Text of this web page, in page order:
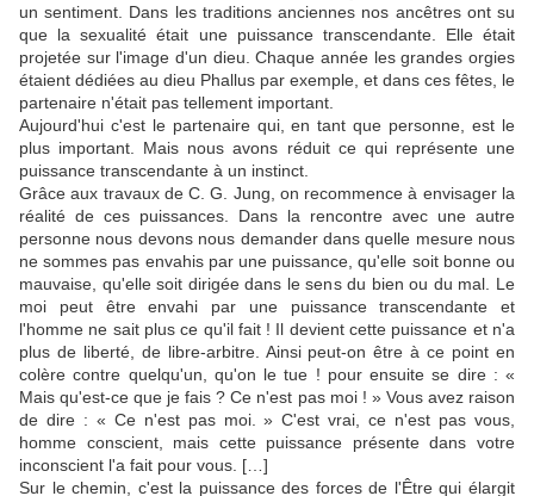
un sentiment. Dans les traditions anciennes nos ancêtres ont su
que la sexualité était une puissance transcendante. Elle était
projetée sur l'image d'un dieu. Chaque année les grandes orgies
étaient dédiées au dieu Phallus par exemple, et dans ces fêtes, le
partenaire n'était pas tellement important.
Aujourd'hui c'est le partenaire qui, en tant que personne, est le
plus important. Mais nous avons réduit ce qui représente une
puissance transcendante à un instinct.
Grâce aux travaux de C. G. Jung, on recommence à envisager la
réalité de ces puissances. Dans la rencontre avec une autre
personne nous devons nous demander dans quelle mesure nous
ne sommes pas envahis par une puissance, qu'elle soit bonne ou
mauvaise, qu'elle soit dirigée dans le sens du bien ou du mal. Le
moi peut être envahi par une puissance transcendante et
l'homme ne sait plus ce qu'il fait ! Il devient cette puissance et n'a
plus de liberté, de libre-arbitre. Ainsi peut-on être à ce point en
colère contre quelqu'un, qu'on le tue ! pour ensuite se dire : «
Mais qu'est-ce que je fais ? Ce n'est pas moi ! » Vous avez raison
de dire : « Ce n'est pas moi. » C'est vrai, ce n'est pas vous,
homme conscient, mais cette puissance présente dans votre
inconscient l'a fait pour vous. […]
Sur le chemin, c'est la puissance des forces de l'Être qui élargit